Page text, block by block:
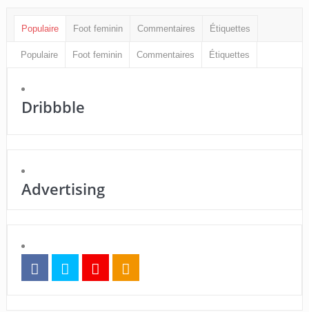
Populaire Foot feminin Commentaires Étiquettes
Populaire Foot feminin Commentaires Étiquettes
Dribbble
Advertising